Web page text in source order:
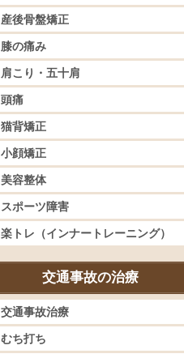
産後骨盤矯正
膝の痛み
肩こり・五十肩
頭痛
猫背矯正
小顔矯正
美容整体
スポーツ障害
楽トレ（インナートレーニング）
交通事故の治療
交通事故治療
むち打ち